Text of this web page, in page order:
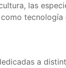
las
tecnología
a